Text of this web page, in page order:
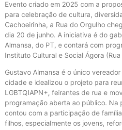
Evento criado em 2025 com a
para celebração de cultura,
Cachoeirinha, a Rua do Orgulho
dia 20 de junho. A iniciativa é do
Almansa, do PT, e contará com
Instituto Cultural e Social Ágora
Gustavo Almansa é o único
cidade e idealizou o projeto para
LGBTQIAPN+, feirantes de rua e
programação aberta ao público. Na
contou com a participação de
filhos, especialmente os jovens,